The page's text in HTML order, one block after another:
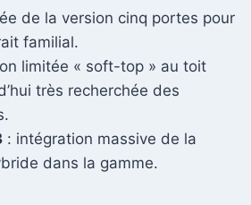
de la version cinq portes pour
familial.
limitée « soft-top » au toit
très recherchée des
: intégration massive de la
dans la gamme.